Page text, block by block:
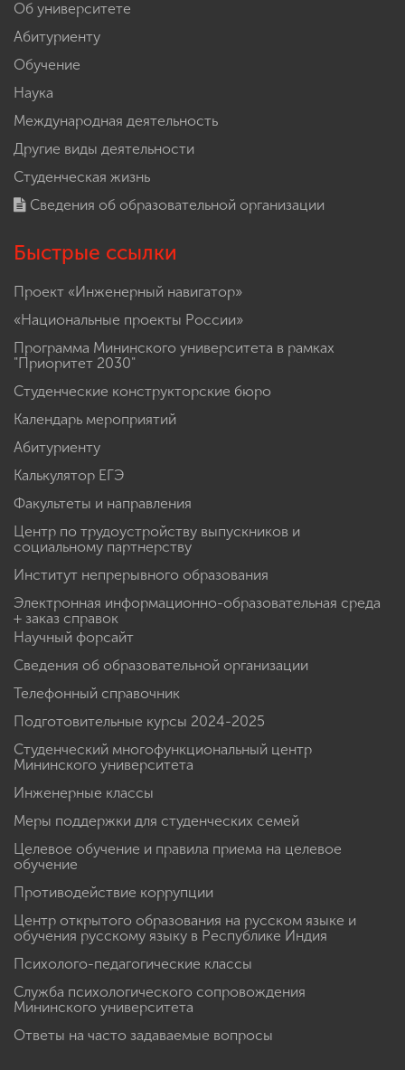
Об университете
Абитуриенту
Обучение
Наука
Международная деятельность
Другие виды деятельности
Студенческая жизнь
Сведения об образовательной организации
Быстрые ссылки
Проект «Инженерный навигатор»
«Национальные проекты России»
Программа Мининского университета в рамках
"Приоритет 2030"
Студенческие конструкторские бюро
Календарь мероприятий
Абитуриенту
Калькулятор ЕГЭ
Факультеты и направления
Центр по трудоустройству выпускников и
социальному партнерству
Институт непрерывного образования
Электронная информационно-образовательная среда
+ заказ справок
Научный форсайт
Сведения об образовательной организации
Телефонный справочник
Подготовительные курсы 2024-2025
Студенческий многофункциональный центр
Мининского университета
Инженерные классы
Меры поддержки для студенческих семей
Целевое обучение и правила приема на целевое
обучение
Противодействие коррупции
Центр открытого образования на русском языке и
обучения русскому языку в Республике Индия
Психолого-педагогические классы
Служба психологического сопровождения
Мининского университета
Ответы на часто задаваемые вопросы